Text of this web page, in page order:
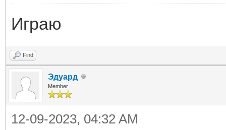
Играю
Find
Эдуард
Member
12-09-2023, 04:32 AM